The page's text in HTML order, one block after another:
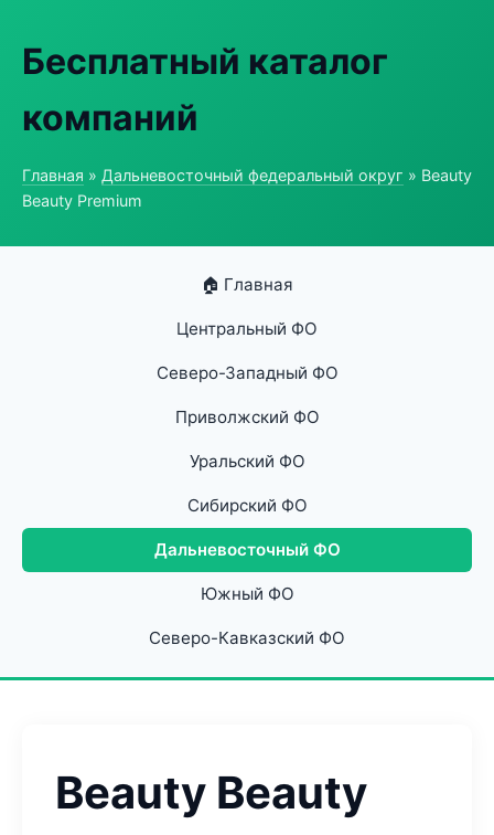
Бесплатный каталог
компаний
Главная » Дальневосточный федеральный округ » Beauty
Beauty Premium
🏠 Главная
Центральный ФО
Северо-Западный ФО
Приволжский ФО
Уральский ФО
Сибирский ФО
Дальневосточный ФО
Южный ФО
Северо-Кавказский ФО
Beauty Beauty